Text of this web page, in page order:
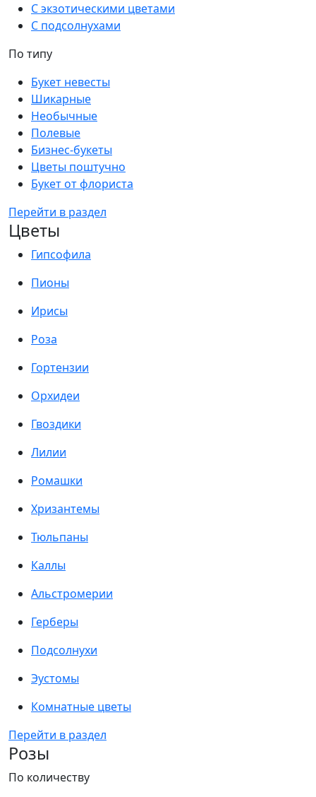
С экзотическими цветами
С подсолнухами
По типу
Букет невесты
Шикарные
Необычные
Полевые
Бизнес-букеты
Цветы поштучно
Букет от флориста
Перейти в раздел
Цветы
Гипсофила
Пионы
Ирисы
Роза
Гортензии
Орхидеи
Гвоздики
Лилии
Ромашки
Хризантемы
Тюльпаны
Каллы
Альстромерии
Герберы
Подсолнухи
Эустомы
Комнатные цветы
Перейти в раздел
Розы
По количеству